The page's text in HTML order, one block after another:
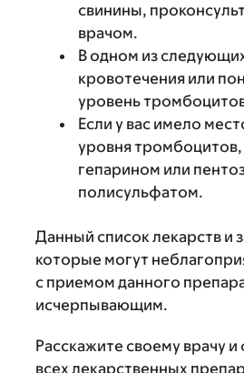
свинины,
врачом.
В одном из
кровотечения или
уровень
Если у вас имело
уровня
гепарином или
полисульфатом.
Данный список лекарств и
которые могут
с приемом данного
исчерпывающим.
Расскажите своему врачу
всех лекарственных